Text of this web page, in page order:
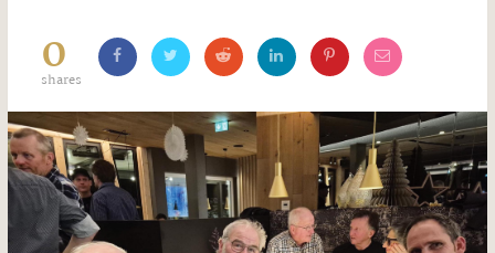
0
shares